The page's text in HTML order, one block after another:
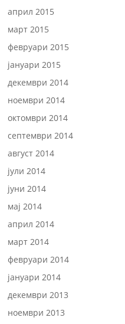
април 2015
март 2015
февруари 2015
јануари 2015
декември 2014
ноември 2014
октомври 2014
септември 2014
август 2014
јули 2014
јуни 2014
мај 2014
април 2014
март 2014
февруари 2014
јануари 2014
декември 2013
ноември 2013